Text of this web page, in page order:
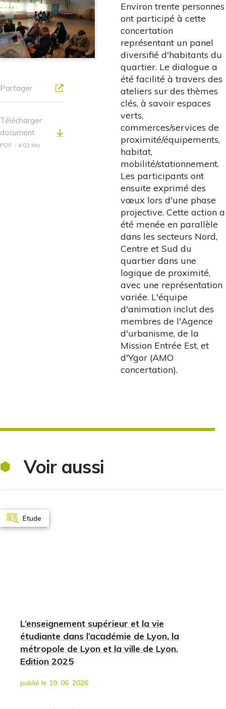
Partager
Télécharger
document
PDF - 4.03 Mo
Environ trente personnes
ont participé à cette
concertation
représentant un panel
diversifié d'habitants du
quartier. Le dialogue a
été facilité à travers des
ateliers sur des thèmes
clés, à savoir espaces
verts,
commerces/services de
proximité/équipements,
habitat,
mobilité/stationnement.
Les participants ont
ensuite exprimé des
vœux lors d'une phase
projective. Cette action a
été menée en parallèle
dans les secteurs Nord,
Centre et Sud du
quartier dans une
logique de proximité,
avec une représentation
variée. L'équipe
d'animation inclut des
membres de l'Agence
d'urbanisme, de la
Mission Entrée Est, et
d'Ygor (AMO
concertation).
Voir aussi
Etude
L’enseignement supérieur et la vie
étudiante dans l’académie de Lyon, la
métropole de Lyon et la ville de Lyon.
Edition 2025
publié le 19. 06. 2026